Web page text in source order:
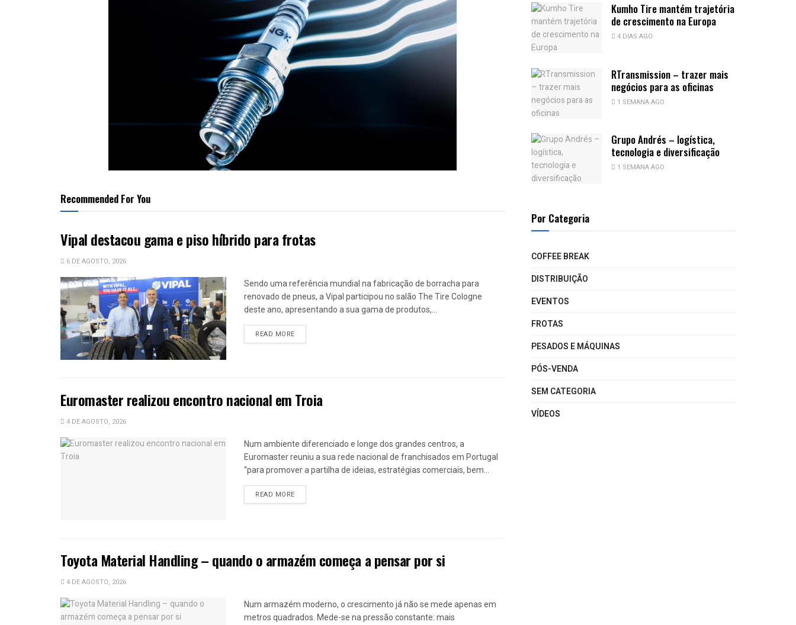
Recommended For You
Vipal destacou gama e piso híbrido para frotas
6 DE AGOSTO, 2026
Sendo uma referência mundial na fabricação de borracha para
renovado de pneus, a Vipal participou no salão The Tire Cologne
deste ano, apresentando a sua gama de produtos,...
READ MOREDETAILS
Euromaster realizou encontro nacional em Troia
4 DE AGOSTO, 2026
Num ambiente diferenciado e longe dos grandes centros, a
Euromaster reuniu a sua rede nacional de franchisados em Portugal
“para promover a partilha de ideias, estratégias comerciais, bem...
READ MOREDETAILS
Toyota Material Handling – quando o armazém começa a pensar por si
4 DE AGOSTO, 2026
Num armazém moderno, o crescimento já não se mede apenas em
metros quadrados. Mede-se na pressão constante: mais
Kumho Tire mantém trajetória
de crescimento na Europa
4 DIAS AGO
RTransmission – trazer mais
negócios para as oficinas
1 SEMANA AGO
Grupo Andrés – logística,
tecnologia e diversificação
1 SEMANA AGO
Por Categoria
COFFEE BREAK
DISTRIBUIÇÃO
EVENTOS
FROTAS
PESADOS E MÁQUINAS
PÓS-VENDA
SEM CATEGORIA
VÍDEOS